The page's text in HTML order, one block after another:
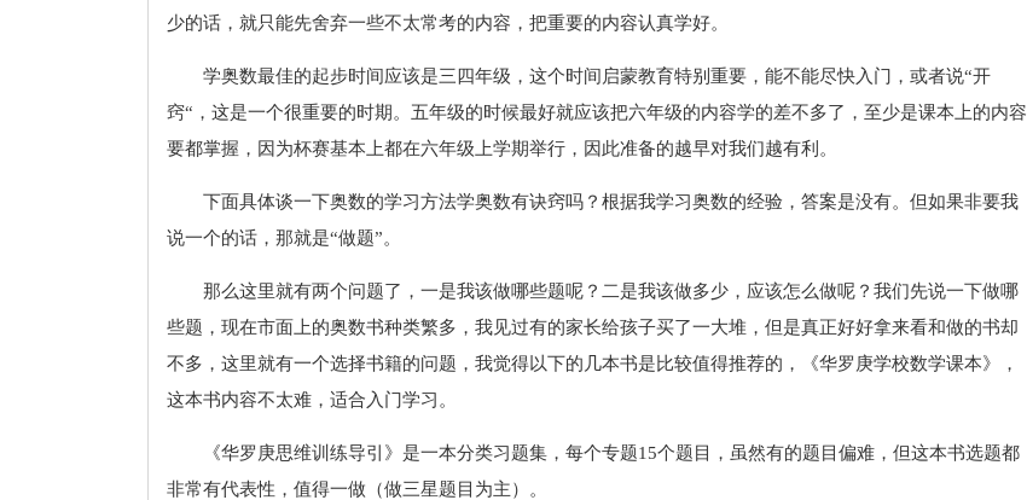
少的话，就只能先舍弃一些不太常考的内容，把重要的内容认真学好。
学奥数最佳的起步时间应该是三四年级，这个时间启蒙教育特别重要，能不能尽快入门，或者说“开
窍“，这是一个很重要的时期。五年级的时候最好就应该把六年级的内容学的差不多了，至少是课本上的内容
要都掌握，因为杯赛基本上都在六年级上学期举行，因此准备的越早对我们越有利。
下面具体谈一下奥数的学习方法学奥数有诀窍吗？根据我学习奥数的经验，答案是没有。但如果非要我
说一个的话，那就是“做题”。
那么这里就有两个问题了，一是我该做哪些题呢？二是我该做多少，应该怎么做呢？我们先说一下做哪
些题，现在市面上的奥数书种类繁多，我见过有的家长给孩子买了一大堆，但是真正好好拿来看和做的书却
不多，这里就有一个选择书籍的问题，我觉得以下的几本书是比较值得推荐的，《华罗庚学校数学课本》，
这本书内容不太难，适合入门学习。
《华罗庚思维训练导引》是一本分类习题集，每个专题15个题目，虽然有的题目偏难，但这本书选题都
非常有代表性，值得一做（做三星题目为主）。